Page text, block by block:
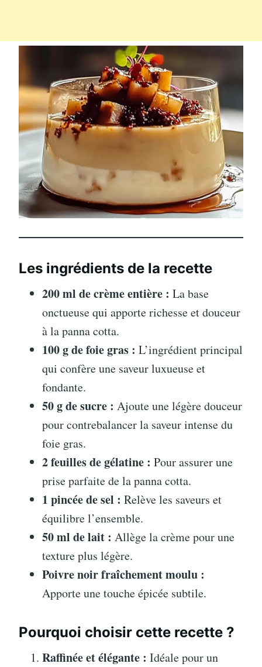
Les ingrédients de la recette
200 ml de crème entière : La base
onctueuse qui apporte richesse et douceur
à la panna cotta.
100 g de foie gras : L’ingrédient principal
qui confère une saveur luxueuse et
fondante.
50 g de sucre : Ajoute une légère douceur
pour contrebalancer la saveur intense du
foie gras.
2 feuilles de gélatine : Pour assurer une
prise parfaite de la panna cotta.
1 pincée de sel : Relève les saveurs et
équilibre l’ensemble.
50 ml de lait : Allège la crème pour une
texture plus légère.
Poivre noir fraîchement moulu :
Apporte une touche épicée subtile.
Pourquoi choisir cette recette ?
Raffinée et élégante : Idéale pour un